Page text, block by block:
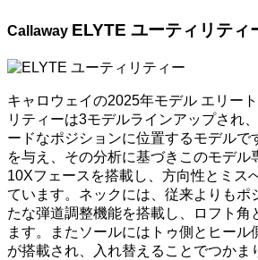
Callaway ELYTE ユーティリティ
キャロウェイの2025年モデル エリー
リティーは3モデルラインアップされ
ードなポジションに位置するモデルで
を与え、その分析に基づきこのモデル
10Xフェースを搭載し、方向性とミス
ています。ネックには、従来よりもポ
たな弾道調整機能を搭載し、ロフト角
ます。またソールにはトゥ側とヒール
が搭載され、入れ替えることでつかま